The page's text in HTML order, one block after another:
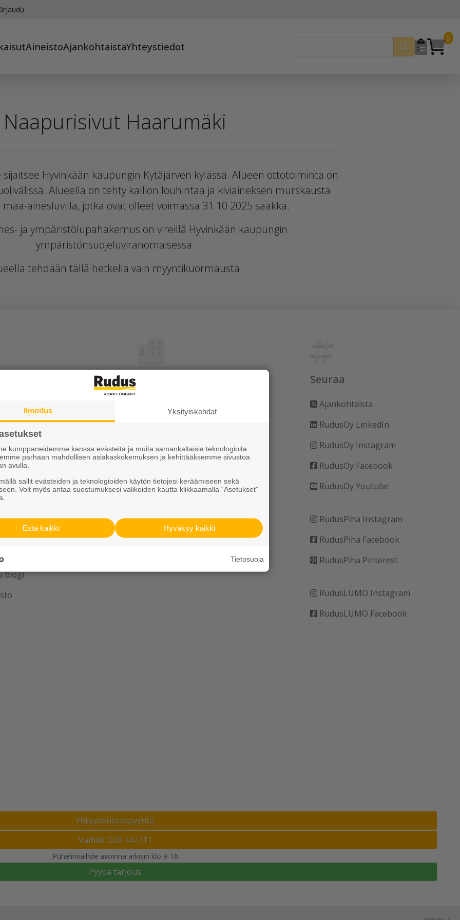
AineistoAjankohtaistaYhteystiedot
0
Naapurisivut Haarumäki
Hyvinkään kaupungin Kytäjärven kylässä. Alueen ottotoiminta on
Alueella on tehty kallion louhintaa ja kiviaineksen murskausta
ainesluvilla, jotka ovat olleet voimassa 31.10.2025 saakka.
ja ympäristölupahakemus on vireillä Hyvinkään kaupungin
ympäristönsuojeluviranomaisessa.
tehdään tällä hetkellä vain myyntikuormausta.
yhdessä
blogi
Meistä
Seuraa
Ajankohtaista
RudusOy LinkedIn
RudusOy Instagram
RudusOy Facebook
RudusOy Youtube
RudusPiha Instagram
RudusPiha Facebook
RudusPiha Pinterest
RudusLUMO Instagram
RudusLUMO Facebook
Yhteydenottopyyntö
Vaihde: 020 447711
Puhelinvaihde avoinna arkisin klo 9-16
Pyydä tarjous
Ilmoitus Yksityiskohdat
kumppaneidemme kanssa evästeitä ja muita samankaltaisia teknologioita
parhaan mahdollisen asiakaskokemuksen ja kehittääksemme sivustoa
avulla.
sallit evästeiden ja teknologioiden käytön tietojesi keräämiseen sekä
Voit myös antaa suostumuksesi valikoiden kautta klikkaamalla “Asetukset”
Hyväksy kaikki
Estä kaikki
Tietosuoja